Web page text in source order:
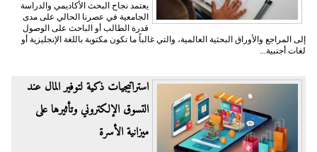
يعتمد نجاح البحث الأكاديمي والدراسة
الجامعية في عصرنا الحالي على مدى
قدرة الطالب أو الباحث على الوصول
إلى المراجع والأوراق البحثية العالمية، والتي غالباً ما تكون مكتوبة باللغة الإنجليزية أو
لغات أجنبية...
​استراتيجيات ذكية لتوفير المال عند
التسوق الإلكتروني وتأثيرها على
ميزانية الأسرة